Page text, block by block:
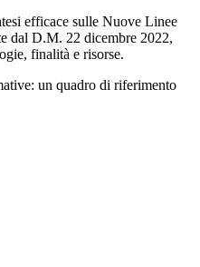
efficace sulle Nuove Linee
dal D.M. 22 dicembre 2022,
finalità e risorse.
un quadro di riferimento